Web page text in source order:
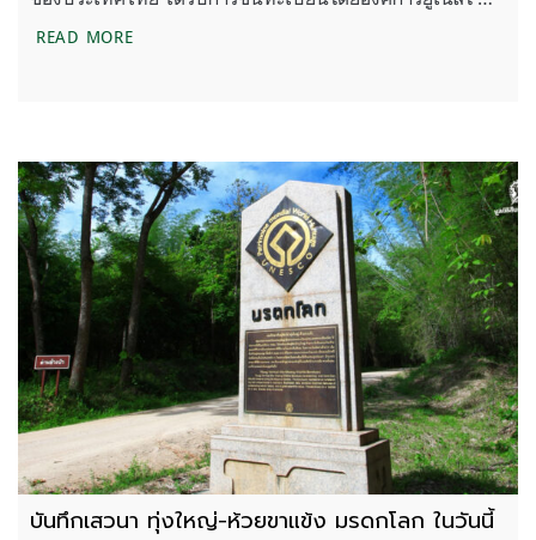
READ MORE33 ปี มรดกโลกทุ่งใหญ่-ห้วยขาแข้ง จากวันที่ผ่านมาถึ
บันทึกเสวนา ทุ่งใหญ่-ห้วยขาแข้ง มรดกโลก ในวันนี้